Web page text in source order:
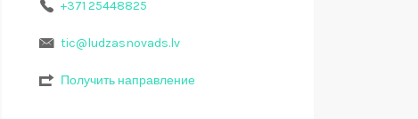
+371 25448825
tic@ludzasnovads.lv
Получить направление